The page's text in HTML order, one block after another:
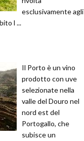
esclusivamente agli
l ...
Il Porto è un vino
prodotto con uve
selezionate nella
valle del Douro nel
nord est del
Portogallo, che
subisce un